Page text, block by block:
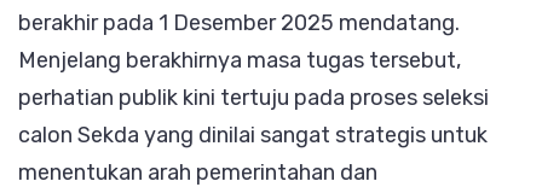
berakhir pada 1 Desember 2025 mendatang.
Menjelang berakhirnya masa tugas tersebut,
perhatian publik kini tertuju pada proses seleksi
calon Sekda yang dinilai sangat strategis untuk
menentukan arah pemerintahan dan